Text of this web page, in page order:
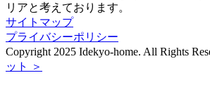
リアと考えております。
サイトマップ
プライバシーポリシー
Copyright 2025 Idekyo-home. All Rights
ット ＞